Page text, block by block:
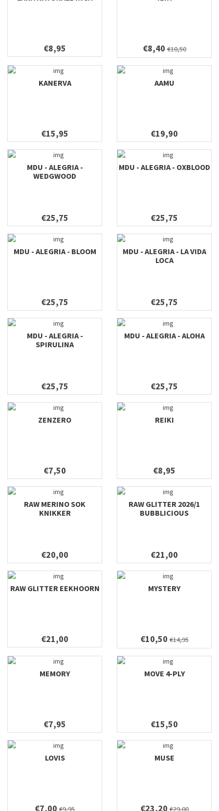
€8,95 €8,40 €10,50
KANERVA
€15,95
AAMU
€19,90
MDU - ALEGRIA -
WEDGWOOD
€25,75
MDU - ALEGRIA - OXBLOOD
€25,75
MDU - ALEGRIA - BLOOM
€25,75
MDU - ALEGRIA - LA VIDA
LOCA
€25,75
MDU - ALEGRIA -
SPIRULINA
€25,75
MDU - ALEGRIA - ALOHA
€25,75
ZENZERO
€7,50
REIKI
€8,95
RAW MERINO SOK
KNIKKER
€20,00
RAW GLITTER 2026/1
BUBBLICIOUS
€21,00
RAW GLITTER EEKHOORN
€21,00
MYSTERY
€10,50 €14,95
MEMORY
€7,95
MOVE 4-PLY
€15,50
LOVIS
€7,00 €9,95
MUSE
€23,20 €29,00